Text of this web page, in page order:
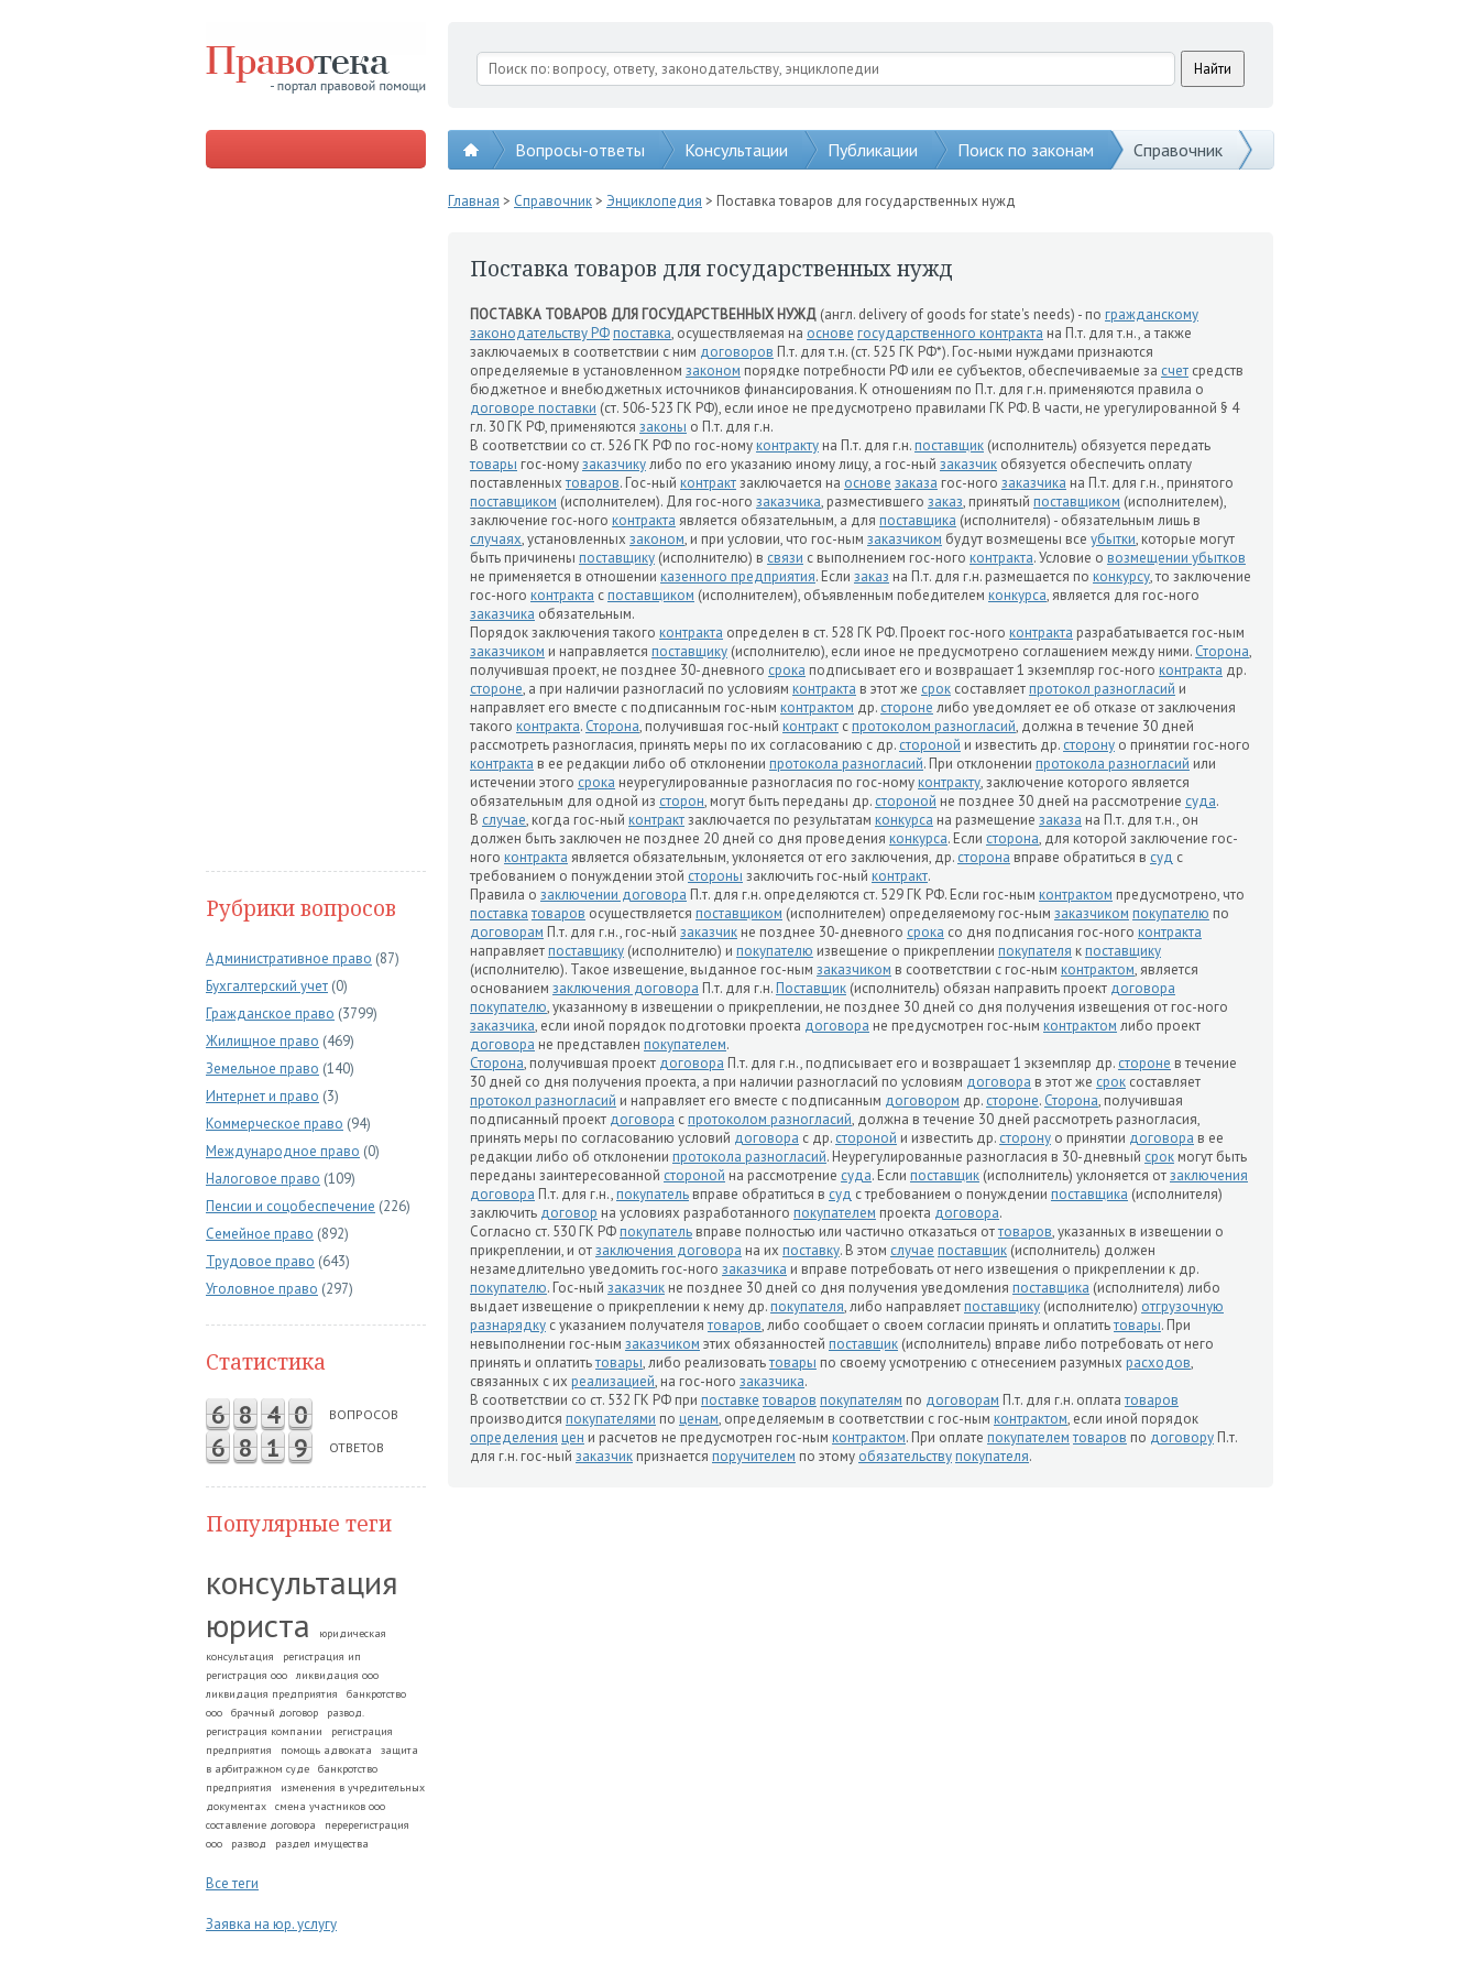
Вопросы-ответы Консультации Публикации Поиск по законам Справочник
Рубрики вопросов
Административное право (87)
Бухгалтерский учет (0)
Гражданское право (3799)
Жилищное право (469)
Земельное право (140)
Интернет и право (3)
Коммерческое право (94)
Международное право (0)
Налоговое право (109)
Пенсии и соцобеспечение (226)
Семейное право (892)
Трудовое право (643)
Уголовное право (297)
Статистика
6 8 4 0 ВОПРОСОВ
6 8 1 9 ОТВЕТОВ
Популярные теги
консультация
юриста
юридическая
консультация
регистрация ип
регистрация ооо
ликвидация ооо
ликвидация предприятия
банкротство
ооо
брачный договор
развод.
регистрация компании
регистрация
предприятия
помощь адвоката
защита
в арбитражном суде
банкротство
предприятия
изменения в учредительных
документах
смена участников ооо
составление договора
перерегистрация
ооо
развод раздел имущества
Все теги
Заявка на юр. услугу
Главная > Справочник> Энциклопедия > Поставка товаров для государственных нужд
Поставка товаров для государственных нужд
ПОСТАВКА ТОВАРОВ ДЛЯ ГОСУДАРСТВЕННЫХ НУЖД (англ. delivery of goods for state's needs) - по гражданскому
законодательству РФпоставка, осуществляемая на основе государственного контракта на П.т. для т.н., а также
заключаемых в соответствии с ним договоров П.т. для т.н. (ст. 525 ГК РФ*). Гос-ными нуждами признаются
определяемые в установленном законом порядке потребности РФ или ее субъектов, обеспечиваемые за счет средств
бюджетное и внебюджетных источников финансирования. К отношениям по П.т. для г.н. применяются правила о
договоре поставки (ст. 506-523 ГК РФ), если иное не предусмотрено правилами ГК РФ. В части, не урегулированной § 4
гл. 30 ГК РФ, применяются законы о П.т. для г.н.
В соответствии со ст. 526 ГК РФ по гос-номуконтракту на П.т. для г.н.поставщик (исполнитель) обязуется передать
товары гос-номузаказчикулибо по его указанию иному лицу, а гос-ный заказчик обязуется обеспечить оплату
поставленныхтоваров. Гос-ный контрактзаключается на основе заказа гос-ного заказчика на П.т. для г.н., принятого
поставщиком (исполнителем). Для гос-ного заказчика, разместившего заказ, принятый поставщиком (исполнителем),
заключение гос-ного контракта является обязательным, а для поставщика (исполнителя) - обязательным лишь в
случаях, установленных законом, и при условии, что гос-ным заказчиком будут возмещены все убытки, которые могут
быть причинены поставщику (исполнителю) в связи с выполнением гос-ного контракта. Условие о возмещении убытков
не применяется в отношении казенного предприятия. Если заказ на П.т. для г.н. размещается по конкурсу, то заключение
гос-ного контракта споставщиком (исполнителем), объявленным победителем конкурса, является для гос-ного
заказчика обязательным.
Порядок заключения такого контракта определен в ст. 528 ГК РФ. Проект гос-ного контракта разрабатывается гос-ным
заказчиком и направляется поставщику (исполнителю), если иное не предусмотрено соглашением между ними. Сторона,
получившая проект, не позднее 30-дневного срока подписывает его и возвращает 1 экземпляр гос-ного контракта др.
стороне, а при наличии разногласий по условиям контракта в этот же срок составляетпротокол разногласий и
направляет его вместе с подписанным гос-ным контрактом др. стороне либо уведомляет ее об отказе от заключения
такого контракта. Сторона, получившая гос-ный контракт спротоколом разногласий, должна в течение 30 дней
рассмотреть разногласия, принять меры по их согласованию с др. стороной и известить др. сторону о принятии гос-ного
контракта в ее редакции либо об отклонении протокола разногласий. При отклонении протокола разногласий или
истечении этого срока неурегулированные разногласия по гос-номуконтракту, заключение которого является
обязательным для одной из сторон, могут быть переданы др. стороной не позднее 30 дней на рассмотрение суда.
В случае, когда гос-ный контрактзаключается по результатам конкурса на размещение заказа на П.т. для т.н., он
должен быть заключен не позднее 20 дней со дня проведения конкурса. Если сторона, для которой заключение гос-
ного контракта является обязательным, уклоняется от его заключения, др. сторона вправе обратиться в суд с
требованием о понуждении этой стороны заключить гос-ный контракт.
Правила о заключении договора П.т. для г.н. определяются ст. 529 ГК РФ. Если гос-ным контрактом предусмотрено, что
поставка товаров осуществляется поставщиком (исполнителем) определяемому гос-ным заказчиком покупателю по
договорам П.т. для г.н., гос-ный заказчик не позднее 30-дневного срока со дня подписания гос-ного контракта
направляетпоставщику (исполнителю) и покупателю извещение о прикреплении покупателя кпоставщику
(исполнителю). Такое извещение, выданное гос-ным заказчиком в соответствии с гос-ным контрактом, является
основанием заключения договора П.т. для г.н.Поставщик (исполнитель) обязан направить проект договора
покупателю, указанному в извещении о прикреплении, не позднее 30 дней со дня получения извещения от гос-ного
заказчика, если иной порядок подготовки проекта договора не предусмотрен гос-ным контрактом либо проект
договора не представлен покупателем.
Сторона, получившая проект договора П.т. для г.н., подписывает его и возвращает 1 экземпляр др. стороне в течение
30 дней со дня получения проекта, а при наличии разногласий по условиям договора в этот же срок составляет
протокол разногласий и направляет его вместе с подписанным договором др. стороне. Сторона, получившая
подписанный проект договора спротоколом разногласий, должна в течение 30 дней рассмотреть разногласия,
принять меры по согласованию условий договора с др. стороной и известить др. сторону о принятии договора в ее
редакции либо об отклонении протокола разногласий. Неурегулированные разногласия в 30-дневный срок могут быть
переданы заинтересованной стороной на рассмотрение суда. Если поставщик (исполнитель) уклоняется отзаключения
договора П.т. для г.н.,покупатель вправе обратиться в суд с требованием о понуждении поставщика (исполнителя)
заключить договор на условиях разработанного покупателем проекта договора.
Согласно ст. 530 ГК РФпокупатель вправе полностью или частично отказаться оттоваров, указанных в извещении о
прикреплении, и отзаключения договора на их поставку. В этом случае поставщик (исполнитель) должен
незамедлительно уведомить гос-ного заказчика и вправе потребовать от него извещения о прикреплении к др.
покупателю. Гос-ный заказчик не позднее 30 дней со дня получения уведомления поставщика (исполнителя) либо
выдает извещение о прикреплении к нему др.покупателя, либо направляетпоставщику (исполнителю) отгрузочную
разнарядку с указанием получателятоваров, либо сообщает о своем согласии принять и оплатитьтовары. При
невыполнении гос-ным заказчиком этих обязанностей поставщик (исполнитель) вправе либо потребовать от него
принять и оплатитьтовары, либо реализоватьтовары по своему усмотрению с отнесением разумных расходов,
связанных с их реализацией, на гос-ного заказчика.
В соответствии со ст. 532 ГК РФ при поставке товаров покупателям по договорам П.т. для г.н. оплататоваров
производится покупателями по ценам, определяемым в соответствии с гос-ным контрактом, если иной порядок
определения цен и расчетов не предусмотрен гос-ным контрактом. При оплате покупателем товаров по договору П.т.
для г.н. гос-ный заказчик признается поручителем по этому обязательствупокупателя.